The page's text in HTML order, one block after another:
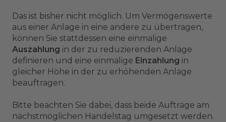
Das ist bisher nicht möglich. Um Vermögenswerte
aus einer Anlage in eine andere zu übertragen,
können Sie stattdessen eine einmalige
Auszahlung in der zu reduzierenden Anlage
definieren und eine einmalige Einzahlung in
gleicher Höhe in der zu erhöhenden Anlage
beauftragen.
Bitte beachten Sie dabei, dass beide Aufträge am
nächstmöglichen Handelstag umgesetzt werden.